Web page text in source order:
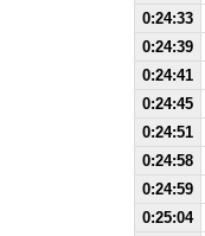
0:24:33
0:24:39
0:24:41
0:24:45
0:24:51
0:24:58
0:24:59
0:25:04